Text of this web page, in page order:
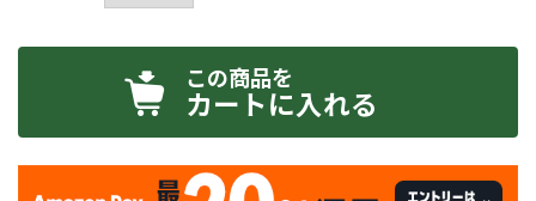
カートに入れる